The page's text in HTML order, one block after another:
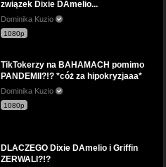
związek Dixie DAmelio...
Dominika Kuzio
1080p
TikTokerzy na BAHAMACH pomimo
PANDEMII?!? *cóż za hipokryzjaaa*
Dominika Kuzio
1080p
DLACZEGO Dixie DAmelio i Griffin
ZERWALI?!?